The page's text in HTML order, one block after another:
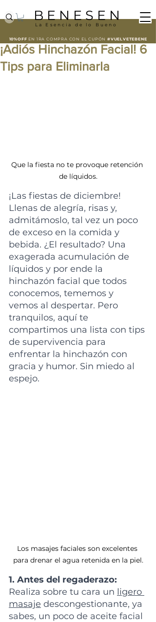
10%OFF EN 1RA COMPRA CON ELCUPÓN #VUELVETEBENE
La Esencia de lo Bueno
B E N E S E N
¡Adiós Hinchazón Facial! 6
Tips para Eliminarla
Que la fiesta no te provoque retención
de líquidos.
¡Las fiestas de diciembre!
Llenas de alegría, risas y,
admitámoslo, tal vez un poco
de exceso en la comida y
bebida. ¿El resultado? Una
exagerada acumulación de
líquidos y por ende la
hinchazón facial que todos
conocemos, tememos y
vemos al despertar. Pero
tranquilos, aquí te
compartimos una lista con tips
de supervivencia para
enfrentar la hinchazón con
gracia y humor. Sin miedo al
espejo.
Los masajes faciales son excelentes
para drenar el agua retenida en la piel.
1. Antes del regaderazo:
Realiza sobre tu cara un ligero
masaje descongestionante, ya
sabes, un poco de aceite facial